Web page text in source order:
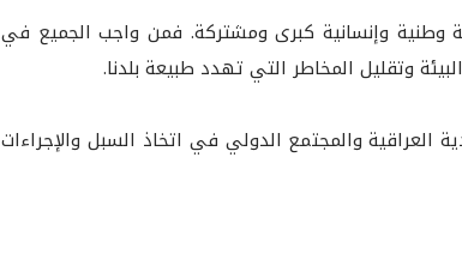
وطنية وإنسانية كبرى ومشتركة. فمن واجب الجميع في
وتقليل المخاطر التي تهدد طبيعة بلدنا.
العراقية والمجتمع الدولي في اتخاذ السبل والإجراءات